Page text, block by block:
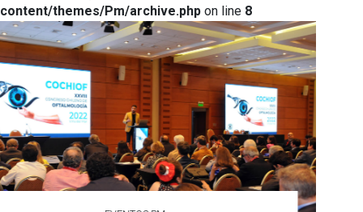
content/themes/Pm/archive.php on line 8